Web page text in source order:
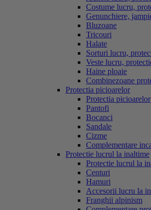
Costume lucru,
Genunchiere,
Bluzoane
Tricouri
Halate
Sorturi lucru,
Veste lucru,
Haine ploaie
Combinezoane
Protectia picioarelor
Protectia picioarelor
Pantofi
Bocanci
Sandale
Cizme
Complementare
Protectie lucrul la inaltime
Protectie lucrul la
Centuri
Hamuri
Accesorii lucru la
Franghii alpinism